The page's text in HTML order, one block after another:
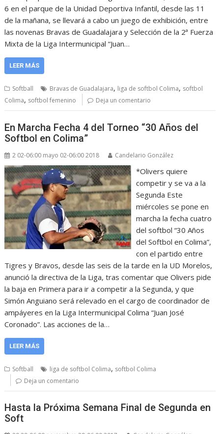
6 en el parque de la Unidad Deportiva Infantil, desde las 11
de la mañana, se llevará a cabo un juego de exhibición, entre
las novenas Bravas de Guadalajara y Selección de la 2ª Fuerza
Mixta de la Liga Intermunicipal “Juan…
LEER MÁS
Softball Bravas de Guadalajara, liga de softbol Colima, softbol
Colima, softbol femenino Deja un comentario
En Marcha Fecha 4 del Torneo “30 Años del
Softbol en Colima”
2 02-06:00 mayo 02-06:00 2018 Candelario González
*Olivers quiere
competir y se va a la
Segunda Este
miércoles se pone en
marcha la fecha cuatro
del softbol “30 Años
del Softbol en Colima”,
con el partido entre
Tigres y Bravos, desde las seis de la tarde en la UD Morelos,
anunció la directiva de la Liga, tras comentar que Olivers pide
la baja en Primera para ir a competir a la Segunda, y que
Simón Anguiano será relevado en el cargo de coordinador de
ampáyeres en la Liga Intermunicipal Colima “Juan José
Coronado”. Las acciones de la…
LEER MÁS
Softball liga de softbol Colima, softbol Colima
Deja un comentario
Hasta la Próxima Semana Final de Segunda en
Soft